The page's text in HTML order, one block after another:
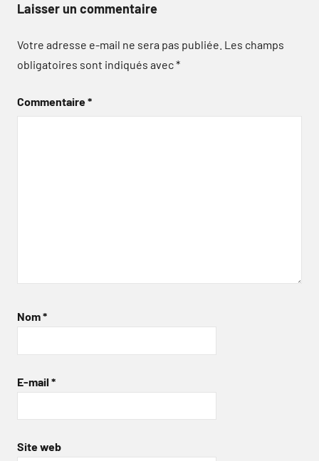
Laisser un commentaire
Votre adresse e-mail ne sera pas publiée. Les champs
obligatoires sont indiqués avec*
Commentaire*
Nom*
E-mail *
Site web